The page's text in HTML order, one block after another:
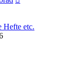
Hefte etc.